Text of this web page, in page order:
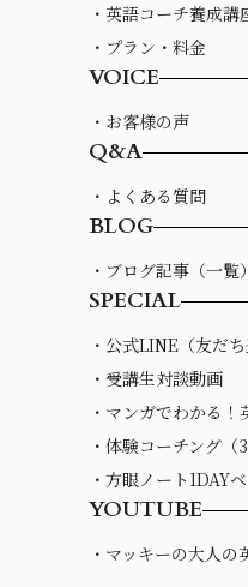
・英語コーチ養成講
・プラン・料金
VOICE
・お客様の声
Q&A
・よくある質問
BLOG
・ブログ記事（一覧）
SPECIAL
・公式LINE（友だち
・受講生対談動画
・マンガでわかる
・体験コーチング（
・方眼ノート1DAY
YOUTUBE
・マッキーの大人